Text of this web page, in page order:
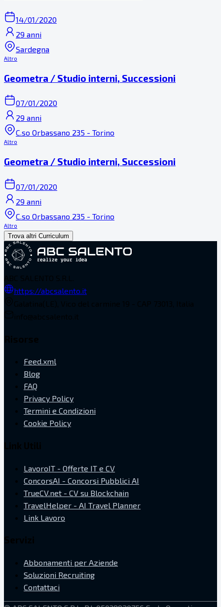
14/01/2020
29 anni
Sardegna
Altro
Geometra / Studio interni, Successioni
07/01/2020
29 anni
C.so Orbassano 235 - Torino
Altro
Geometra / Studio interni, Successioni
07/01/2020
29 anni
C.so Orbassano 235 - Torino
Altro
Trova altri Curriculum
https://abcsalento.it
Feed.xml
Blog
FAQ
Privacy Policy
Termini e Condizioni
Cookie Policy
LavoroIT - Offerte IT e CV
ConcorsAI - Concorsi Pubblici AI
TrueCV.net - CV su Blockchain
TravelHelper - AI Travel Planner
Link Lavoro
Abbonamenti per Aziende
Soluzioni Recruiting
Contattaci